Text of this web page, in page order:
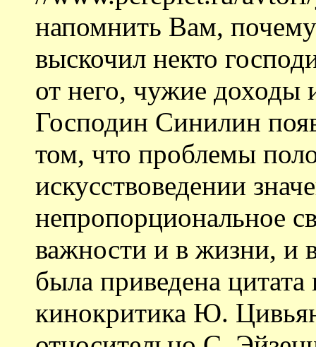
напомнить Вам,
выскочил некто
от него, чужие доходы
Господин Синилин
том, что проблемы
искусствоведении
непропорциональное
важности и в жизни, и
была приведена
кинокритика Ю.